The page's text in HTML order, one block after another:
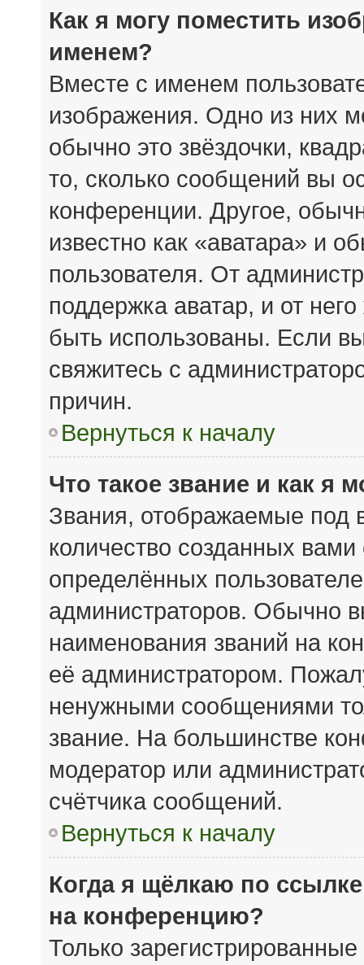
Как я могу поместить
именем?
Вместе с именем
изображения. Одно из них
обычно это звёздочки,
то, сколько сообщений вы
конференции. Другое,
известно как «аватара» и
пользователя. От
поддержка аватар, и от
быть использованы. Если
свяжитесь с
причин.
Вернуться к началу
Что такое звание и как я
Звания, отображаемые
количество созданных
определённых
администраторов. Обычно
наименования званий на
её администратором.
ненужными сообщениями
звание. На большинстве
модератор или
счётчика сообщений.
Вернуться к началу
Когда я щёлкаю по
на конференцию?
Только